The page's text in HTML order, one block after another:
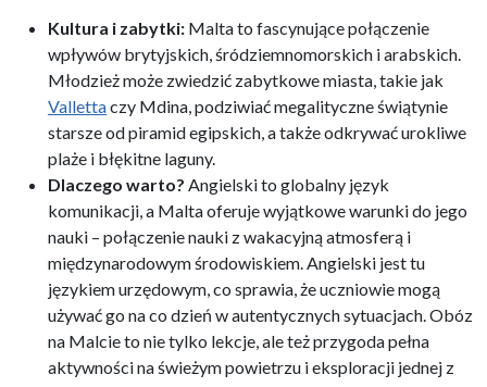
Kultura i zabytki: Malta to fascynujące połączenie
wpływów brytyjskich, śródziemnomorskich i arabskich.
Młodzież może zwiedzić zabytkowe miasta, takie jak
Vallettaczy Mdina, podziwiać megalityczne świątynie
starsze od piramid egipskich, a także odkrywać urokliwe
plaże i błękitne laguny.
Dlaczego warto? Angielski to globalny język
komunikacji, a Malta oferuje wyjątkowe warunki do jego
nauki – połączenie nauki z wakacyjną atmosferą i
międzynarodowym środowiskiem. Angielski jest tu
językiem urzędowym, co sprawia, że uczniowie mogą
używać go na co dzień w autentycznych sytuacjach. Obóz
na Malcie to nie tylko lekcje, ale też przygoda pełna
aktywności na świeżym powietrzu i eksploracji jednej z